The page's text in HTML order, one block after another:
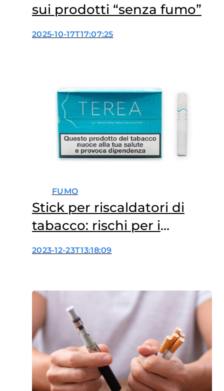
sui prodotti “senza fumo”
2025-10-17T17:07:25
FUMO
Stick per riscaldatori di
tabacco: rischi per i
bambini
2023-12-23T13:18:09